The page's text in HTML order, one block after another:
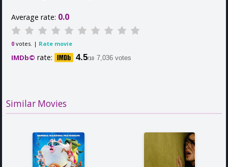
Average rate: 0.0
0 votes. | Rate movie
IMDb© rate: 4.5/10 7,036 votes
Similar Movies